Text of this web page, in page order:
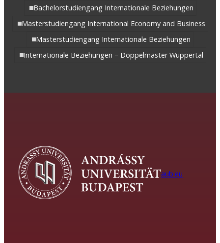
Bachelorstudiengang Internationale Beziehungen
Masterstudiengang International Economy and Business
Masterstudiengang Internationale Beziehungen
Internationale Beziehungen – Doppelmaster Wuppertal
aub.eu